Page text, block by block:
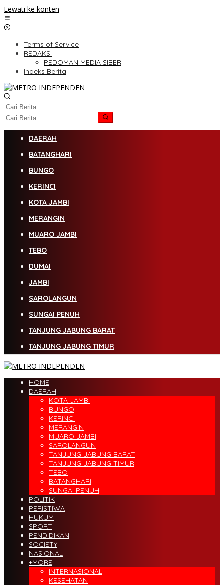
Lewati ke konten
Terms of Service
REDAKSI
PEDOMAN MEDIA SIBER
Indeks Berita
DAERAH
BATANGHARI
BUNGO
KERINCI
KOTA JAMBI
MERANGIN
MUARO JAMBI
TEBO
DUMAI
JAMBI
SAROLANGUN
SUNGAI PENUH
TANJUNG JABUNG BARAT
TANJUNG JABUNG TIMUR
HOME
DAERAH
KOTA JAMBI
BUNGO
KERINCI
MERANGIN
MUARO JAMBI
SAROLANGUN
TANJUNG JABUNG BARAT
TANJUNG JABUNG TIMUR
TEBO
BATANGHARI
SUNGAI PENUH
POLITIK
PERISTIWA
HUKUM
SPORT
PENDIDIKAN
SOCIETY
NASIONAL
+MORE
INTERNASIONAL
KESEHATAN